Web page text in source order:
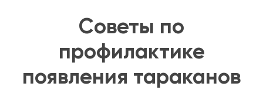
Советы по
профилактике
появления тараканов